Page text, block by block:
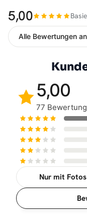
5,00
Alle Bewertungen
5,00
77
Nur mit Fotos
Sortierung